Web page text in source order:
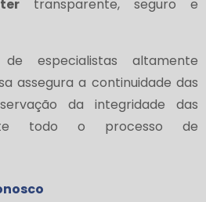
transparente, seguro e
especialistas altamente
assegura a continuidade das
da integridade das
todo o processo de